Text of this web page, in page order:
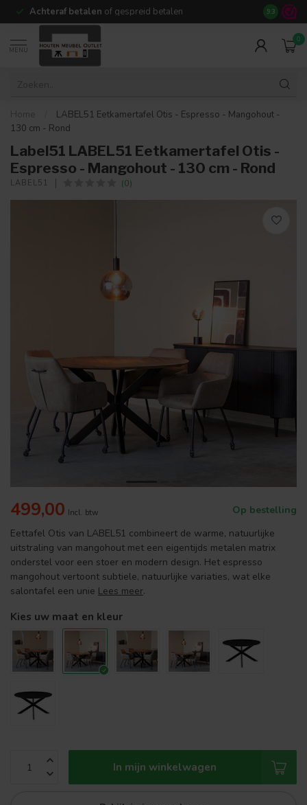
Achteraf betalen of gespreid betalen 14 dagen
9.3
MENU
0
Home
LABEL51 Eetkamertafel Otis - Espresso - Mangohout -
130 cm - Rond
Label51 LABEL51 Eetkamertafel Otis -
Espresso - Mangohout - 130 cm - Rond
LABEL51 (0)
499,00 Incl. btw
Op bestelling
Eettafel Otis van LABEL51 combineert de warme, natuurlijke
uitstraling van mangohout met een eigentijds metalen matrix
onderstel voor een stoer en modern design. Het espresso
mangohout vertoont subtiele, natuurlijke variaties, wat elke
salontafel een unie Lees meer.
Kies uw maat en kleur
In mijn winkelwagen